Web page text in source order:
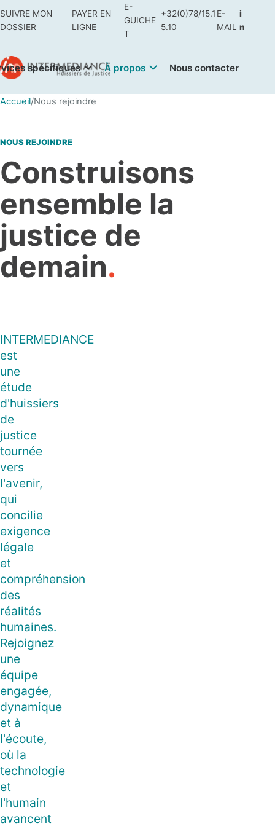
SUIVRE MON
DOSSIER
PAYER EN
LIGNE
E-
GUICHE
T
+32(0)78/15.1
5.10
E-
MAIL
i
n
spécifiques À propos Nous contacter
Accueil/Nous rejoindre
NOUS REJOINDRE
Construisons
ensemble la
justice de
demain.
INTERMEDIANCE
est
une
étude
d'huissiers
de
justice
tournée
vers
l'avenir,
qui
concilie
exigence
légale
et
compréhension
des
réalités
humaines.
Rejoignez
une
équipe
engagée,
dynamique
et à
l'écoute,
où la
technologie
et
l'humain
avancent